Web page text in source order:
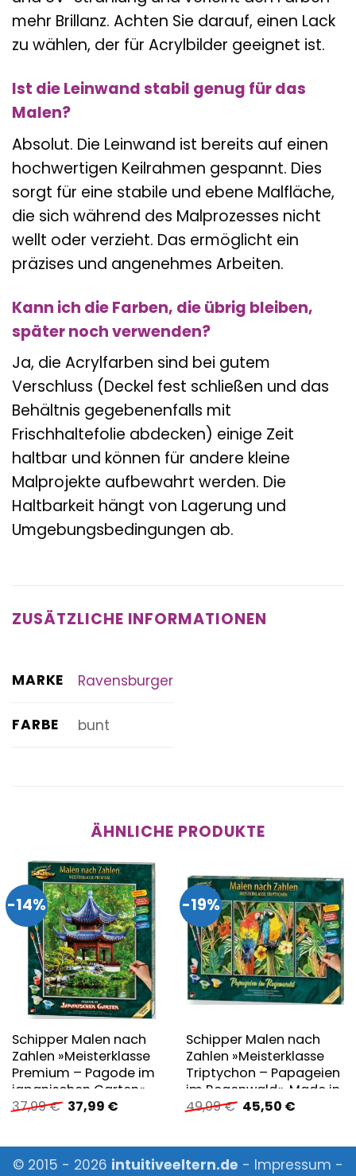
mehr Brillanz. Achten Sie darauf, einen Lack
zu wählen, der für Acrylbilder geeignet ist.
Ist die Leinwand stabil genug für das
Malen?
Absolut. Die Leinwand ist bereits auf einen
hochwertigen Keilrahmen gespannt. Dies
sorgt für eine stabile und ebene Malfläche,
die sich während des Malprozesses nicht
wellt oder verzieht. Das ermöglicht ein
präzises und angenehmes Arbeiten.
Kann ich die Farben, die übrig bleiben,
später noch verwenden?
Ja, die Acrylfarben sind bei gutem
Verschluss (Deckel fest schließen und das
Behältnis gegebenenfalls mit
Frischhaltefolie abdecken) einige Zeit
haltbar und können für andere kleine
Malprojekte aufbewahrt werden. Die
Haltbarkeit hängt von Lagerung und
Umgebungsbedingungen ab.
ZUSÄTZLICHE INFORMATIONEN
MARKE Ravensburger
FARBE bunt
ÄHNLICHE PRODUKTE
-14%
Schipper Malen nach
Zahlen »Meisterklasse
Premium – Pagode im
japanischen Garten«
37,99€ Ursprünglicher
Preis
37,99 €
37,99 €Aktueller
37,99 €.
-19%
Schipper Malen nach
Zahlen »Meisterklasse
Triptychon – Papageien
im Regenwald«, Made in
Germany
49,99€ Ursprünglicher
Preis
49,99 €
45,50 €Aktueller
45,50 €.
© 2015 - 2026 intuitiveeltern.de - Impressum -